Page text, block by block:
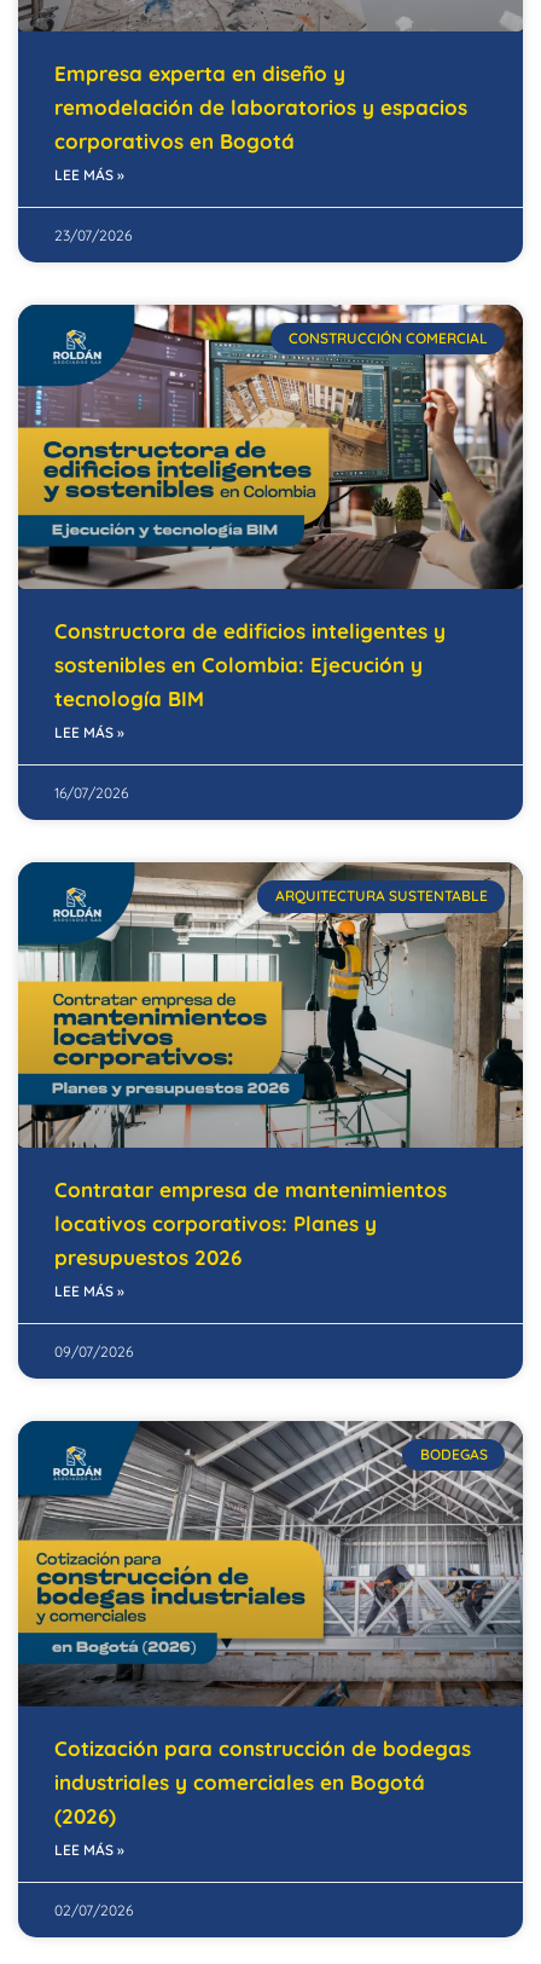
Empresa experta en diseño y
remodelación de laboratorios y espacios
corporativos en Bogotá
LEE MÁS »
23/07/2026
CONSTRUCCIÓN COMERCIAL
Constructora de edificios inteligentes y
sostenibles en Colombia: Ejecución y
tecnología BIM
LEE MÁS »
16/07/2026
ARQUITECTURA SUSTENTABLE
Contratar empresa de mantenimientos
locativos corporativos: Planes y
presupuestos 2026
LEE MÁS »
09/07/2026
BODEGAS
Cotización para construcción de bodegas
industriales y comerciales en Bogotá
(2026)
LEE MÁS »
02/07/2026